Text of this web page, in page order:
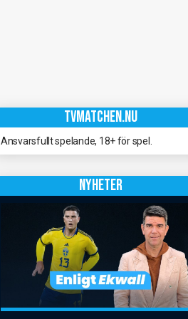
TVMATCHEN.NU
Ansvarsfullt spelande, 18+ för spel.
NYHETER